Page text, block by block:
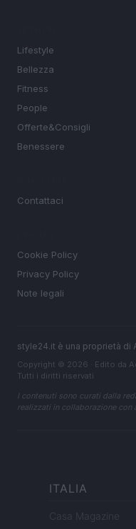
Lifestyle
Bellezza
Fitness
People
Offerte&Consigli
Benessere
Contattaci
Cookie Policy
Privacy Policy
Note legali
style24.it è una proprietà di
Copyright © 2026 · Edito da
Tutti i diritti riservati
I contenuti sono curati dalla
realizzati in collaborazione con
ITALIA
Casa Magazine